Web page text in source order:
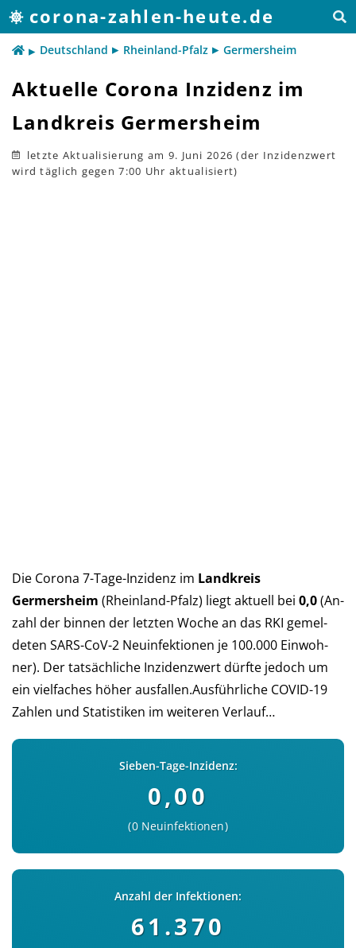
corona-zahlen-heute.de
Deutschland Rheinland-Pfalz Germersheim
Aktuelle Corona Inzidenz im
Landkreis Germersheim
letzte Aktualisierung am 9. Juni 2026
Die Corona 7-Tage-Inzidenz im Landkreis
Germersheim (Rhein­land-Pfalz) liegt aktu­ell bei 0,0(An­
zahl der bin­nen der letz­ten Woche an das RKI ge­mel­
deten SARS-CoV-2 Neu­in­fek­tio­nen je 100.000 Ein­woh­
ner). Der tat­säch­liche In­zi­denz­wert dürf­te je­doch um
ein viel­faches höher aus­fal­len.Aus­führ­liche COVID-19
Zah­len und Sta­tis­ti­ken im wei­teren Verlauf…
Sieben-Tage-Inzidenz:
0,00
0 Neuinfektionen
Anzahl der Infektionen:
61.370